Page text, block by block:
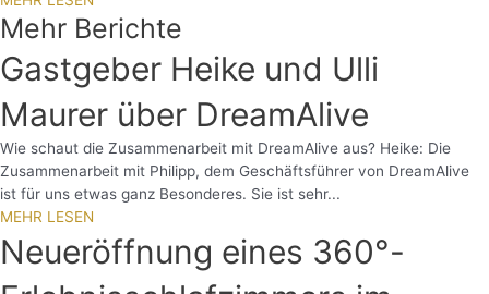
Mehr Berichte
Gastgeber Heike und Ulli
Maurer über DreamAlive
Wie schaut die Zusammenarbeit mit DreamAlive aus? Heike: Die
Zusammenarbeit mit Philipp, dem Geschäftsführer von DreamAlive
ist für uns etwas ganz Besonderes. Sie ist sehr...
MEHR LESEN
Neueröffnung eines 360°-